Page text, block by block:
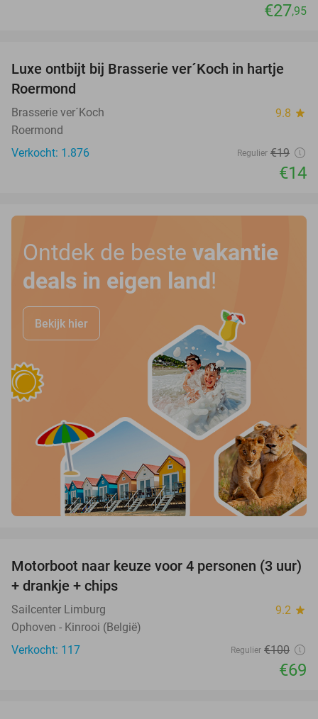
€27,95
26%
Luxe ontbijt bij Brasserie ver´Koch in hartje
Roermond
Brasserie ver´Koch 9.8 star
Roermond
Verkocht: 1.876
Regulier €19
€14
Ontdek de beste vakantie
deals in eigen land !
Bekijk hier
31%
Motorboot naar keuze voor 4 personen (3 uur)
+ drankje + chips
Sailcenter Limburg 9.2 star
Ophoven - Kinrooi (België)
Verkocht: 117
Regulier €100
€69